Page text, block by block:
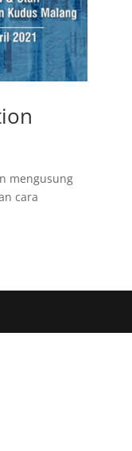
mengusung
cara